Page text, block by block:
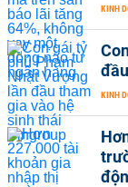
KINH
KINH